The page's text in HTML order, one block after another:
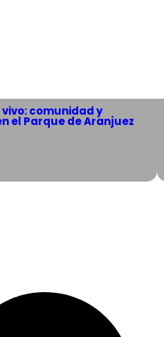
comunidad y
el Parque de Aranjuez